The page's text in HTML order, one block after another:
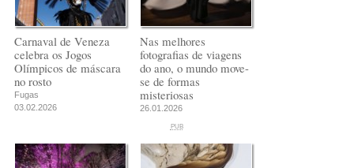
Carnaval de Veneza
celebra os Jogos
Olímpicos de máscara
no rosto
Fugas
03.02.2026
Nas melhores
fotografias de viagens
do ano, o mundo move-
se de formas
misteriosas
26.01.2026
PUB
PUB